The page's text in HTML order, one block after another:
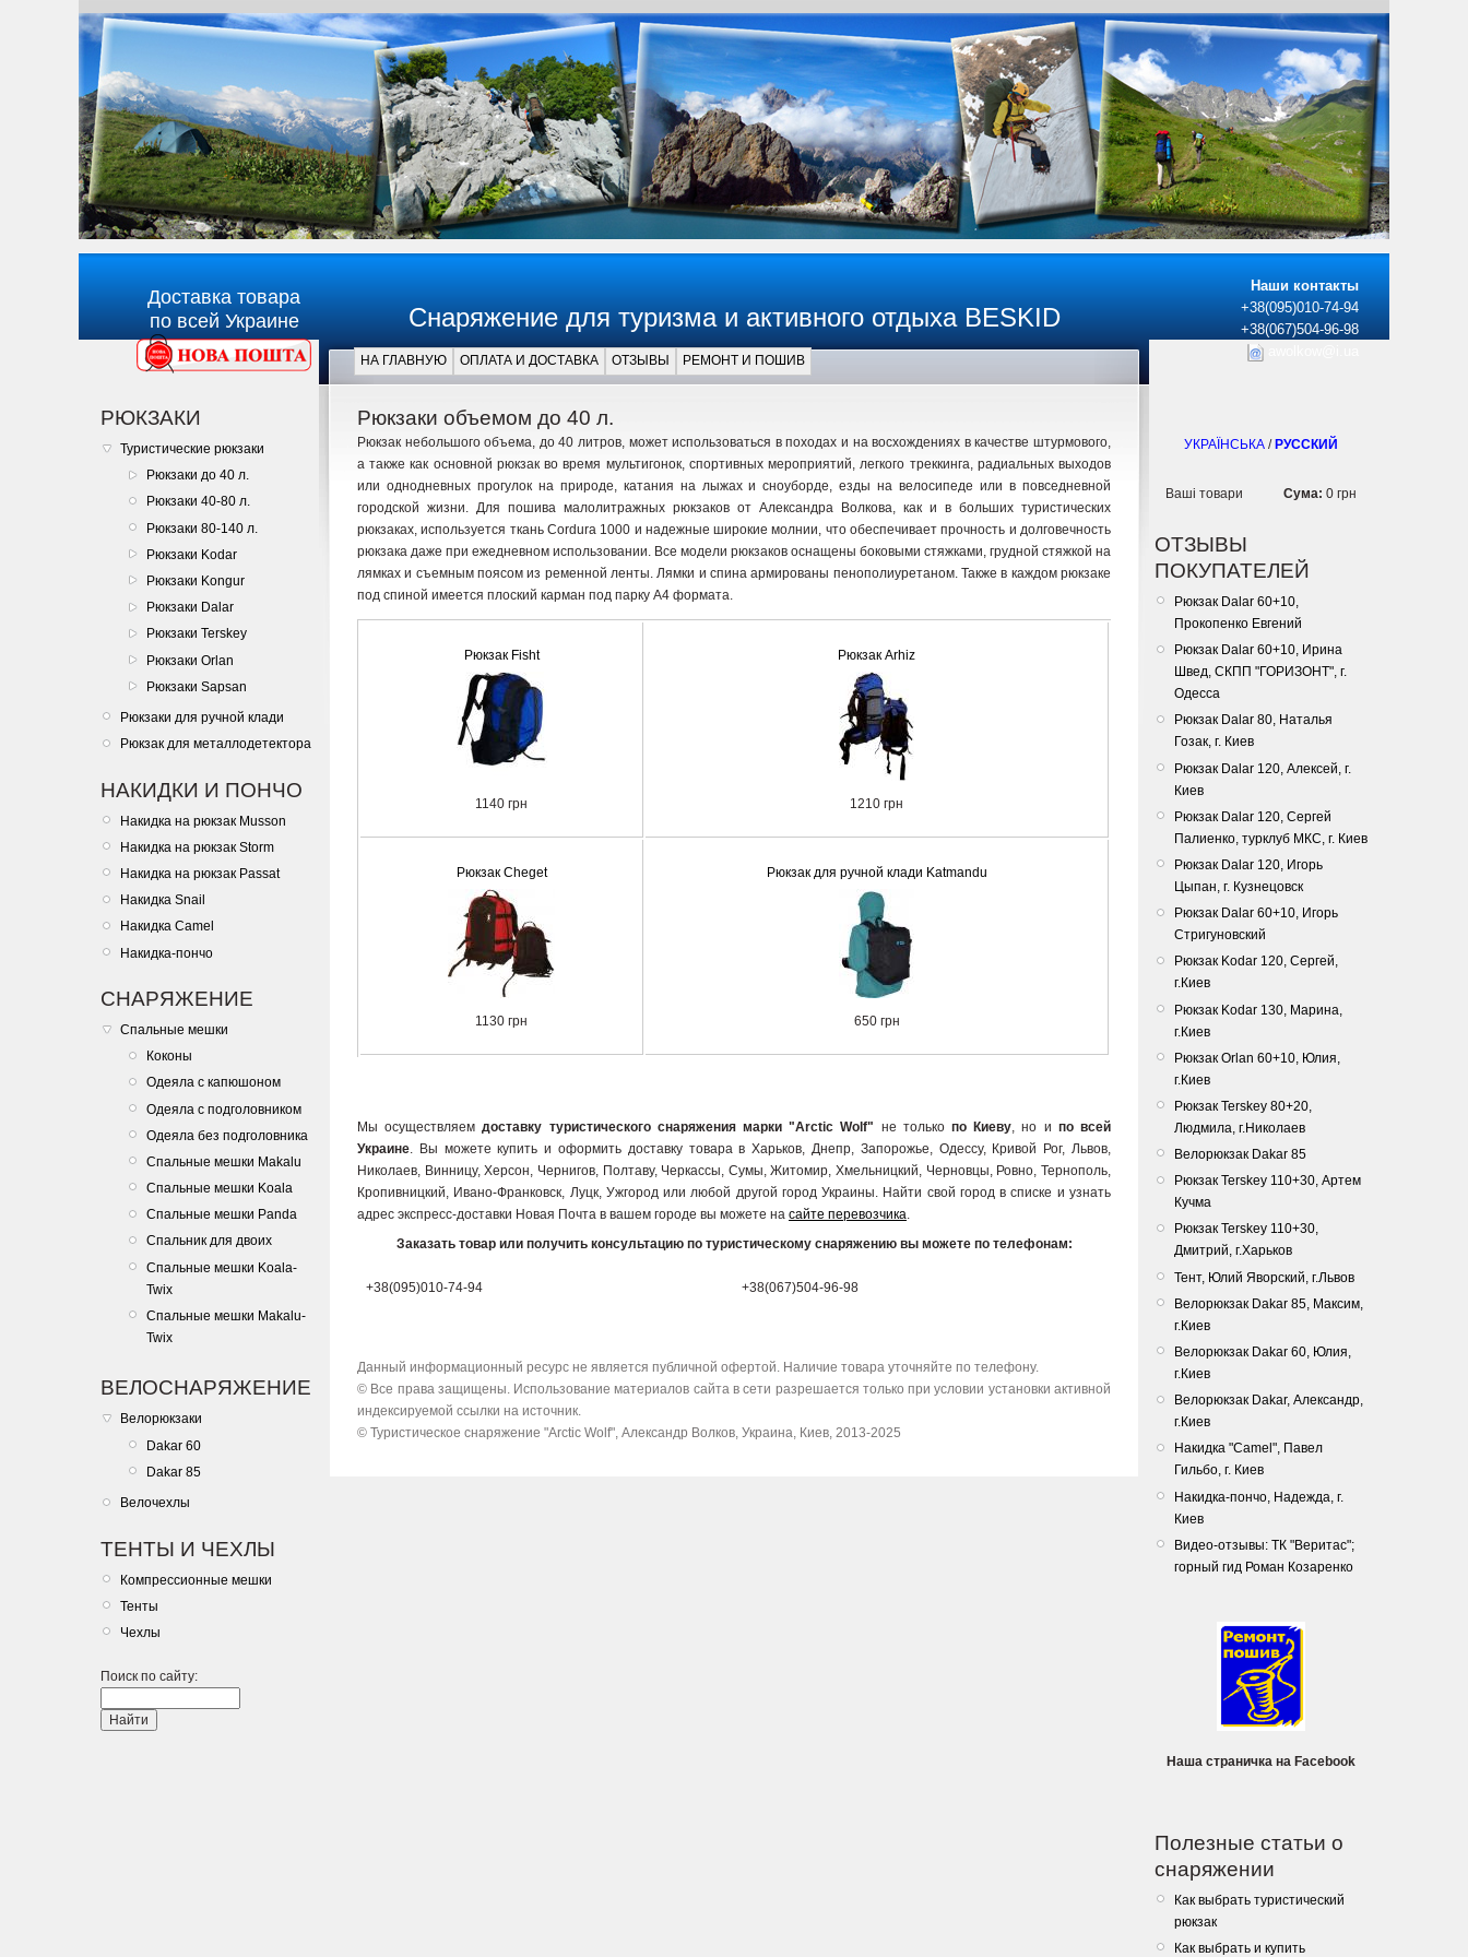
Доставка товара
по всей Украине
Снаряжение для туризма и активного отдыха BESKID
НА ГЛАВНУЮ ОПЛАТА И ДОСТАВКА ОТЗЫВЫ РЕМОНТ И ПОШИВ
Наши контакты
+38(095)010-74-94
+38(067)504-96-98
РЮКЗАКИ
Туристические рюкзаки
Рюкзаки до 40 л.
Рюкзаки 40-80 л.
Рюкзаки 80-140 л.
Рюкзаки Kodar
Рюкзаки Kongur
Рюкзаки Dalar
Рюкзаки Terskey
Рюкзаки Orlan
Рюкзаки Sapsan
Рюкзаки для ручной клади
Рюкзак для металлодетектора
НАКИДКИ И ПОНЧО
Накидка на рюкзак Musson
Накидка на рюкзак Storm
Накидка на рюкзак Passat
Накидка Snail
Накидка Camel
Накидка-пончо
СНАРЯЖЕНИЕ
Спальные мешки
Коконы
Одеяла с капюшоном
Одеяла с подголовником
Одеяла без подголовника
Спальные мешки Makalu
Спальные мешки Koala
Спальные мешки Panda
Спальник для двоих
Спальные мешки Koala-
Twix
Спальные мешки Makalu-
Twix
ВЕЛОСНАРЯЖЕНИЕ
Велорюкзаки
Dakar 60
Dakar 85
Велочехлы
ТЕНТЫ И ЧЕХЛЫ
Компрессионные мешки
Тенты
Чехлы
Поиск по сайту:
Главная
Рюкзаки объемом до 40 л.
Рюкзак небольшого объема, до 40 литров, может использоваться в походах и на восхождениях в качестве штурмового,
а также как основной рюкзак во время мультигонок, спортивных мероприятий, легкого треккинга, радиальных выходов
или однодневных прогулок на природе, катания на лыжах и сноуборде, езды на велосипеде или в повседневной
городской жизни. Для пошива малолитражных рюкзаков от Александра Волкова, как и в больших туристических
рюкзаках, используется ткань Cordura 1000 и надежные широкие молнии, что обеспечивает прочность и долговечность
рюкзака даже при ежедневном использовании. Все модели рюкзаков оснащены боковыми стяжками, грудной стяжкой на
лямках и съемным поясом из ременной ленты. Лямки и спина армированы пенополиуретаном. Также в каждом рюкзаке
под спиной имеется плоский карман под парку А4 формата.
Рюкзак Fisht
1140 грн
Рюкзак Arhiz
1210 грн
Рюкзак Cheget
1130 грн
Рюкзак для ручной клади Katmandu
650 грн
Мы осуществляемдоставку туристического снаряжения марки "Arctic Wolf" не толькопо Киеву, но и по всей
Украине. Вы можете купить и оформить доставку товара в Харьков, Днепр, Запорожье, Одессу, Кривой Рог, Львов,
Николаев, Винницу, Херсон, Чернигов, Полтаву, Черкассы, Сумы, Житомир, Хмельницкий, Черновцы, Ровно, Тернополь,
Кропивницкий, Ивано-Франковск, Луцк, Ужгород или любой другой город Украины. Найти свой город в списке и узнать
адрес экспресс-доставки Новая Почта в вашем городе вы можете на сайте перевозчика.
Заказать товар или получить консультацию по туристическому снаряжению вы можете по телефонам:
+38(095)010-74-94 +38(067)504-96-98
Данный информационный ресурс не является публичной офертой. Наличие товара уточняйте по телефону.
© Все права защищены. Использование материалов сайта в сети разрешается только при условии установки активной
индексируемой ссылки на источник.
© Туристическое снаряжение "Arctic Wolf", Александр Волков, Украина, Киев, 2013-2025
УКРАЇНСЬКА / РУССКИЙ
Ваші товари Сума: 0 грн
ОТЗЫВЫ
ПОКУПАТЕЛЕЙ
Рюкзак Dalar 60+10,
Прокопенко Евгений
Рюкзак Dalar 60+10, Ирина
Швед, СКПП "ГОРИЗОНТ", г.
Одесса
Рюкзак Dalar 80, Наталья
Гозак, г. Киев
Рюкзак Dalar 120, Алексей, г.
Киев
Рюкзак Dalar 120, Сергей
Палиенко, турклуб МКС, г. Киев
Рюкзак Dalar 120, Игорь
Цыпан, г. Кузнецовск
Рюкзак Dalar 60+10, Игорь
Стригуновский
Рюкзак Kodar 120, Сергей,
г.Киев
Рюкзак Kodar 130, Марина,
г.Киев
Рюкзак Orlan 60+10, Юлия,
г.Киев
Рюкзак Terskey 80+20,
Людмила, г.Николаев
Велорюкзак Dakar 85
Рюкзак Terskey 110+30, Артем
Кучма
Рюкзак Terskey 110+30,
Дмитрий, г.Харьков
Тент, Юлий Яворский, г.Львов
Bелорюкзак Dakar 85, Максим,
г.Киев
Велорюкзак Dakar 60, Юлия,
г.Киев
Велорюкзак Dakar, Александр,
г.Киев
Накидка "Camel", Павел
Гильбо, г. Киев
Накидка-пончо, Надежда, г.
Киев
Видео-отзывы: ТК "Веритас";
горный гид Роман Козаренко
Наша страничка на Facebook
Полезные статьи о
снаряжении
Как выбрать туристический
рюкзак
Как выбрать и купить